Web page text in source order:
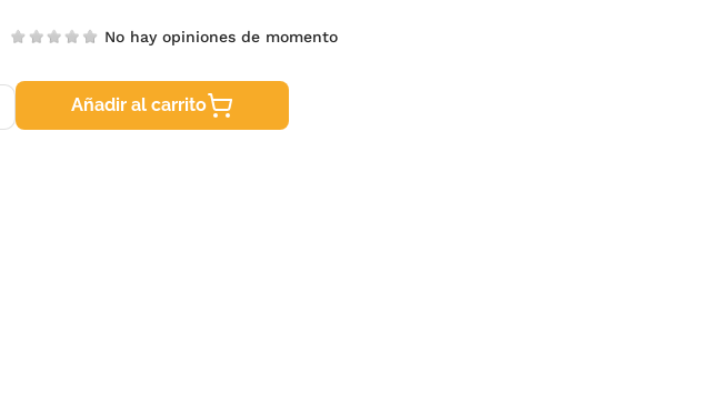
No hay opiniones de momento
Añadir al carrito